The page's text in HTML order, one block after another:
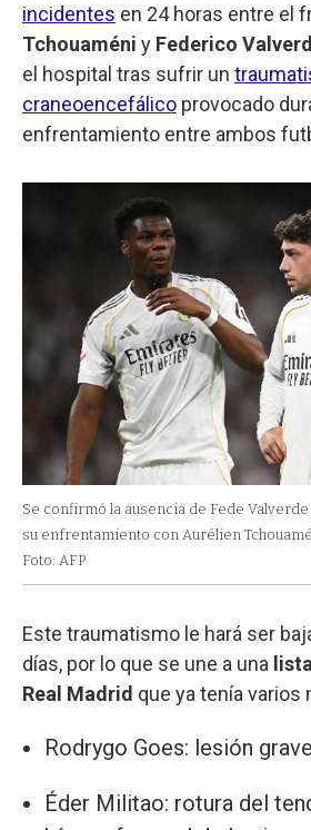
incidentes en 24 horas entre el
Tchouaméni y Federico
el hospital tras sufrir un
craneoencefálico provocado
enfrentamiento entre ambos
Se confirmó la ausencia de Fede
su enfrentamiento con Aurélien
Foto: AFP
Este traumatismo le hará ser
días, por lo que se une a una
Real Madrid que ya tenía varios
Rodrygo Goes: lesión
Éder Militao: rotura del